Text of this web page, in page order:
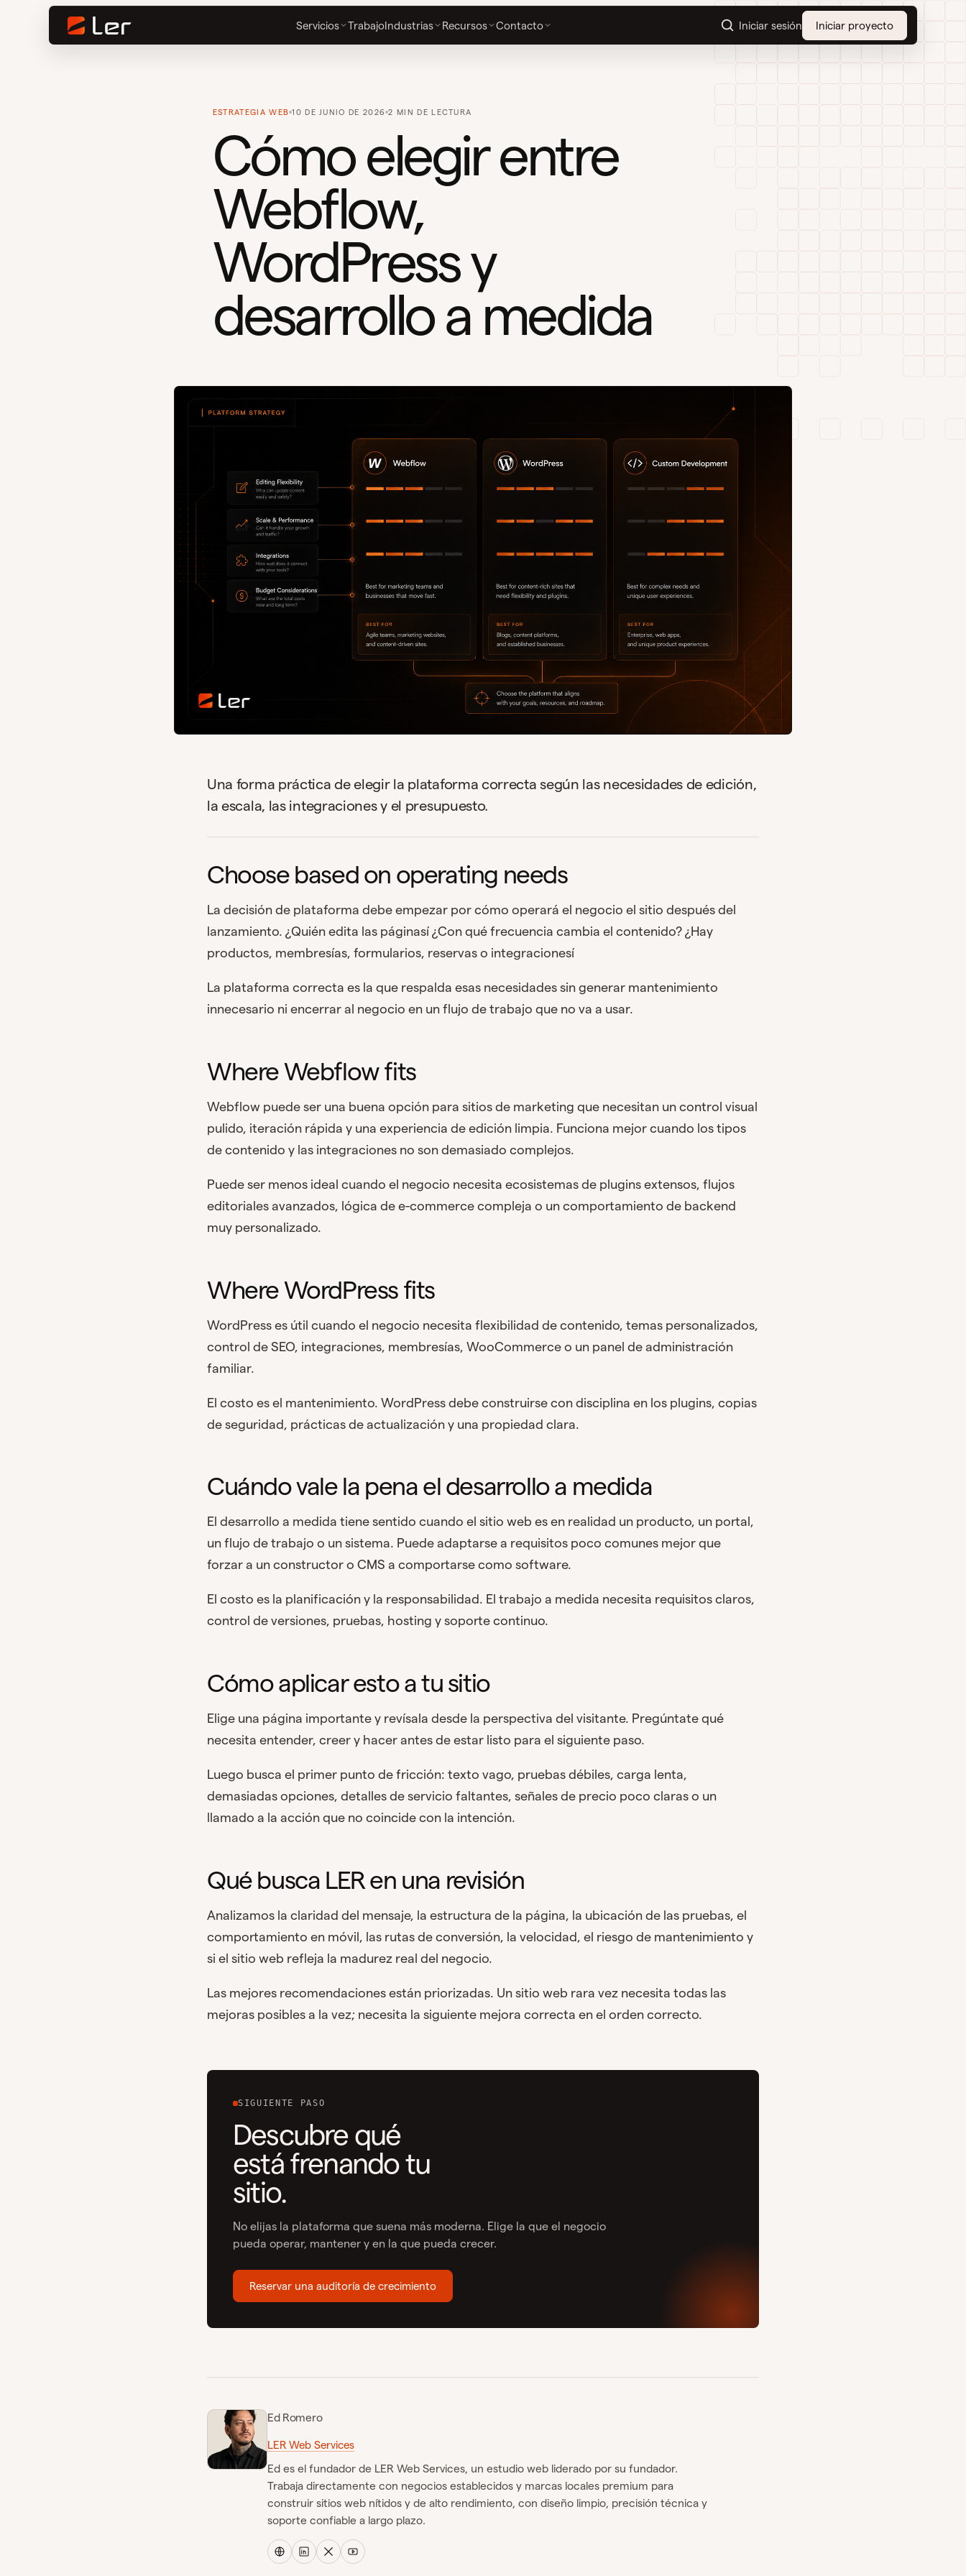
Servicios TrabajoIndustrias Recursos Contacto Iniciar sesión Iniciar proyecto
ESTRATEGIA WEB 10 DE JUNIO DE 2026 2 MIN DE LECTURA
Cómo elegir entre
Webflow,
WordPress y
desarrollo a medida
Una forma práctica de elegir la plataforma correcta según las necesidades de edición,
la escala, las integraciones y el presupuesto.
Choose based on operating needs
La decisión de plataforma debe empezar por cómo operará el negocio el sitio después del
lanzamiento. ¿Quién edita las páginasí ¿Con qué frecuencia cambia el contenido? ¿Hay
productos, membresías, formularios, reservas o integracionesí
La plataforma correcta es la que respalda esas necesidades sin generar mantenimiento
innecesario ni encerrar al negocio en un flujo de trabajo que no va a usar.
Where Webflow fits
Webflow puede ser una buena opción para sitios de marketing que necesitan un control visual
pulido, iteración rápida y una experiencia de edición limpia. Funciona mejor cuando los tipos
de contenido y las integraciones no son demasiado complejos.
Puede ser menos ideal cuando el negocio necesita ecosistemas de plugins extensos, flujos
editoriales avanzados, lógica de e-commerce compleja o un comportamiento de backend
muy personalizado.
Where WordPress fits
WordPress es útil cuando el negocio necesita flexibilidad de contenido, temas personalizados,
control de SEO, integraciones, membresías, WooCommerce o un panel de administración
familiar.
El costo es el mantenimiento. WordPress debe construirse con disciplina en los plugins, copias
de seguridad, prácticas de actualización y una propiedad clara.
Cuándo vale la pena el desarrollo a medida
El desarrollo a medida tiene sentido cuando el sitio web es en realidad un producto, un portal,
un flujo de trabajo o un sistema. Puede adaptarse a requisitos poco comunes mejor que
forzar a un constructor o CMS a comportarse como software.
El costo es la planificación y la responsabilidad. El trabajo a medida necesita requisitos claros,
control de versiones, pruebas, hosting y soporte continuo.
Cómo aplicar esto a tu sitio
Elige una página importante y revísala desde la perspectiva del visitante. Pregúntate qué
necesita entender, creer y hacer antes de estar listo para el siguiente paso.
Luego busca el primer punto de fricción: texto vago, pruebas débiles, carga lenta,
demasiadas opciones, detalles de servicio faltantes, señales de precio poco claras o un
llamado a la acción que no coincide con la intención.
Qué busca LER en una revisión
Analizamos la claridad del mensaje, la estructura de la página, la ubicación de las pruebas, el
comportamiento en móvil, las rutas de conversión, la velocidad, el riesgo de mantenimiento y
si el sitio web refleja la madurez real del negocio.
Las mejores recomendaciones están priorizadas. Un sitio web rara vez necesita todas las
mejoras posibles a la vez; necesita la siguiente mejora correcta en el orden correcto.
SIGUIENTE PASO
Descubre qué
está frenando tu
sitio.
No elijas la plataforma que suena más moderna. Elige la que el negocio
pueda operar, mantener y en la que pueda crecer.
Reservar una auditoría de crecimiento
Ed Romero
LER Web Services
Ed es el fundador de LER Web Services, un estudio web liderado por su fundador.
Trabaja directamente con negocios establecidos y marcas locales premium para
construir sitios web nítidos y de alto rendimiento, con diseño limpio, precisión técnica y
soporte confiable a largo plazo.